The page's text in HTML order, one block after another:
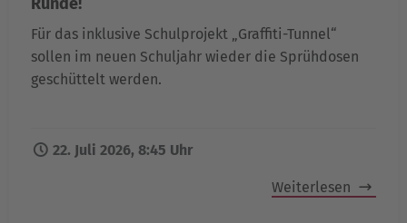
Für das inklusive Schulprojekt „Graffiti-Tunnel“
sollen im neuen Schuljahr wieder die Sprühdosen
geschüttelt werden.
22. Juli 2026, 8:45 Uhr
Weiterlesen